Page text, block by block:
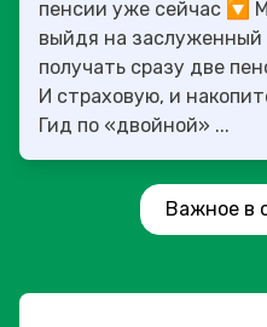
пенсии уже сейчас 🔽 Можно ли
выйдя на заслуженный
получать сразу две
И страховую, и
Гид по «двойной» ...
Важное в